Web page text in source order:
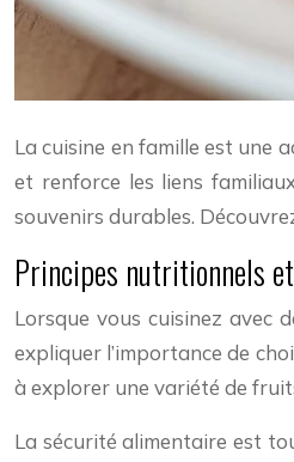
La cuisine en famille est une
et renforce les liens
souvenirs durables.
Principes nutritionnels
Lorsque vous cuisinez avec
expliquer l’importance de
à explorer une variété de
La sécurité alimentaire est